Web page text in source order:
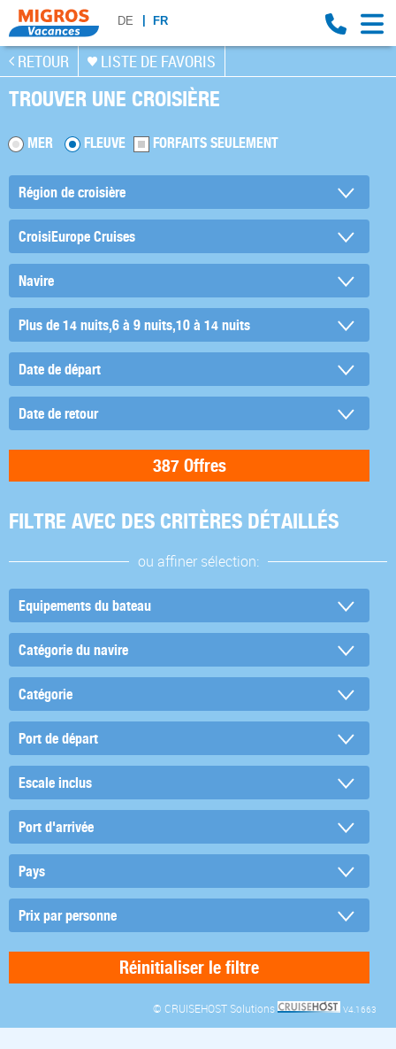
DE FR
RETOUR LISTE DE FAVORIS
TROUVER UNE CROISIÈRE
MER FLEUVE FORFAITS SEULEMENT
FILTRE AVEC DES CRITÈRES DÉTAILLÉS
ou affiner sélection:
© CRUISEHOST Solutions V4.1663